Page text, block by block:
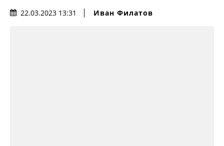
22.03.2023 13:31 Иван Филатов